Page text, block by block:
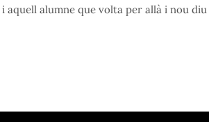
aquell alumne que volta per allà i nou